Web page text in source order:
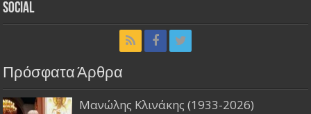
Social
Πρόσφατα Άρθρα
Μανώλης Κλινάκης (1933-2026)